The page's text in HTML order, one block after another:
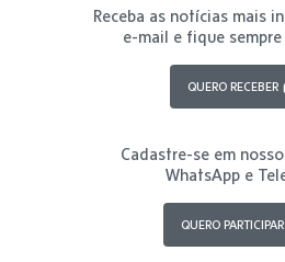
Receba as notícias mais
e-mail e fique
QUERO RECEBER
Cadastre-se em
WhatsApp e
QUERO PARTICIPAR